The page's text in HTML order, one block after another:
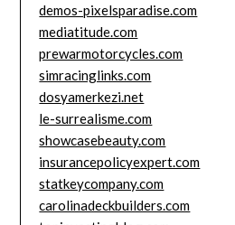
demos-pixelsparadise.com
mediatitude.com
prewarmotorcycles.com
simracinglinks.com
dosyamerkezi.net
le-surrealisme.com
showcasebeauty.com
insurancepolicyexpert.com
statkeycompany.com
carolinadeckbuilders.com